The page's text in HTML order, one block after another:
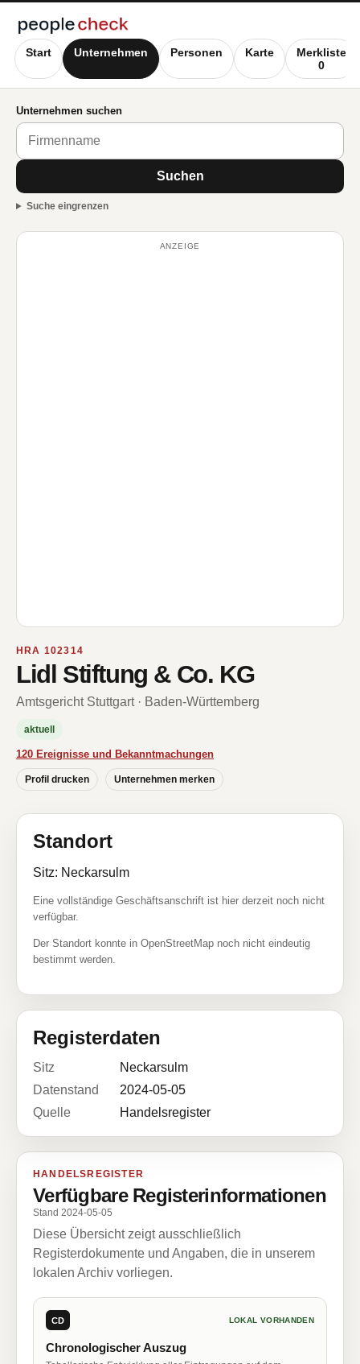
Start Unternehmen Personen Karte
Merkliste
0
Unternehmen suchen
Suchen
Suche eingrenzen
ANZEIGE
HRA 102314
Lidl Stiftung & Co. KG
Amtsgericht Stuttgart · Baden-Württemberg
aktuell
120 Ereignisse und Bekanntmachungen
Profil drucken Unternehmen merken
Standort
Sitz: Neckarsulm
Eine vollständige Geschäftsanschrift ist hier derzeit noch nicht
verfügbar.
Der Standort konnte in OpenStreetMap noch nicht eindeutig
bestimmt werden.
Registerdaten
Sitz
Neckarsulm
Datenstand
2024-05-05
Quelle
Handelsregister
HANDELSREGISTER
Verfügbare Registerinformationen
Stand 2024-05-05
Diese Übersicht zeigt ausschließlich
Registerdokumente und Angaben, die in unserem
lokalen Archiv vorliegen.
CD LOKAL VORHANDEN
Chronologischer Auszug